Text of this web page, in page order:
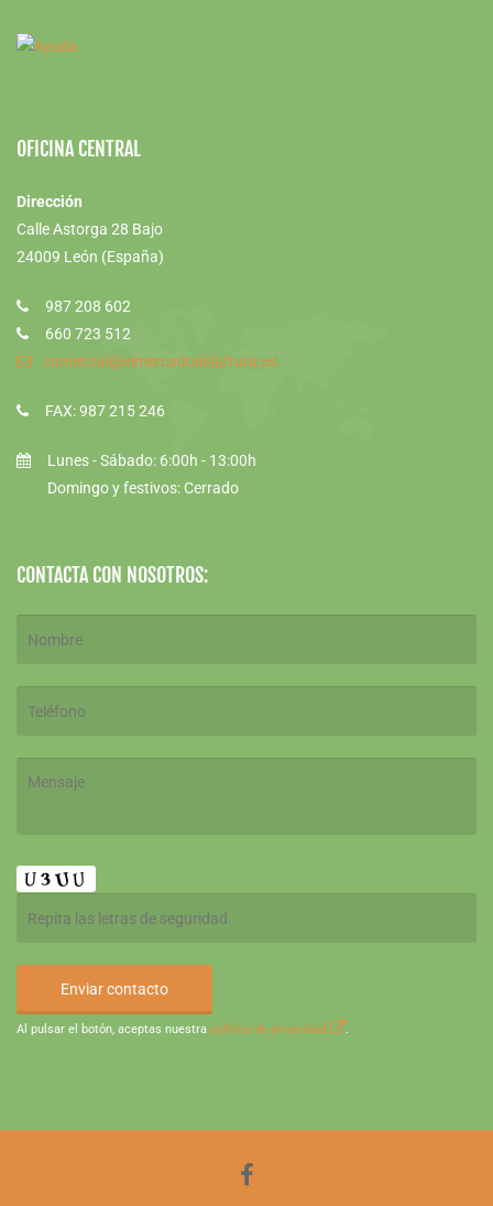
OFICINA CENTRAL
Dirección
Calle Astorga 28 Bajo
24009 León (España)
987 208 602
660 723 512
comercial@elmercadodelafruta.es
FAX: 987 215 246
Lunes - Sábado: 6:00h - 13:00h
Domingo y festivos: Cerrado
CONTACTA CON NOSOTROS:
Al pulsar el botón, aceptas nuestra política de privacidad .